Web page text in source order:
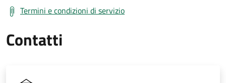
Termini e condizioni di servizio
Contatti